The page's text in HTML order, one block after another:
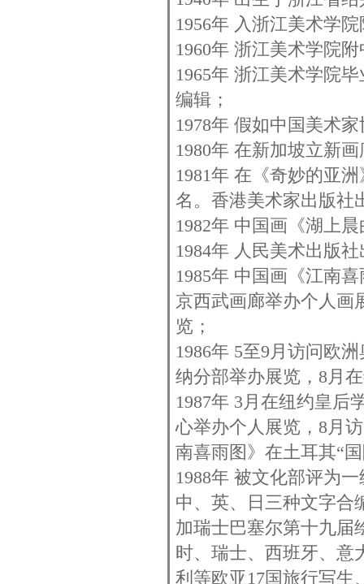
1956年 入浙江美术学
1960年 浙江美术学院
1965年 浙江美术学院
编辑；
1978年 假如中国美术
1980年 在新加坡立新
1981年 在《奇妙的亚
名。香港美术家出版社
1982年 中国画《湖上
1984年 人民美术出版
1985年 中国画《江南
京西武画廊举办个人画
览；
1986年 5至9月访问欧
纳分部举办展览，8月
1987年 3月在纽约皇后
心举办个人展览，8月
南喜雨图》在土耳其“
1988年 被文化部评为
中、英、日三种文字合
加瑞士巴塞尔第十九届
时、瑞士、西班牙、意
利等欧亚17国旅行写生